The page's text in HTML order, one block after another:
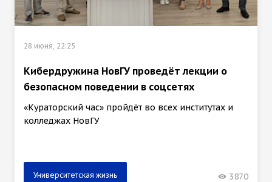
28 июня, 22:25
Кибердружина НовГУ проведёт лекции о
безопасном поведении в соцсетях
«Кураторский час» пройдёт во всех институтах и
колледжах НовГУ
Университетская жизнь 3870